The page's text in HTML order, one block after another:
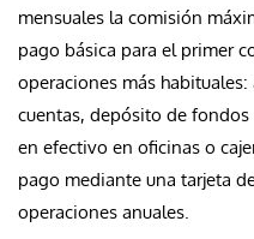
mensuales la comisión
pago básica para el primer
operaciones más
cuentas, depósito de
en efectivo en oficinas o
pago mediante una tarjeta
operaciones anuales.